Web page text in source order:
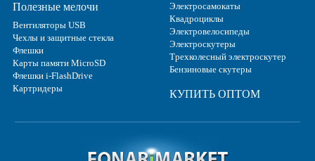
Полезные мелочи
Вентиляторы USB
Чехлы и защитные стекла
Флешки
Карты памяти MicroSD
Флешки i-FlashDrive
Картридеры
Электросамокаты
Квадроциклы
Электровелосипеды
Электроскутеры
Трехколесный электроскутер
Бензиновые скутеры
КУПИТЬ ОПТОМ